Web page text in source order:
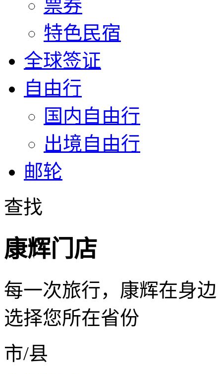
票券
特色民宿
全球签证
自由行
国内自由行
出境自由行
邮轮
查找
康辉门店
每一次旅行，康辉在身边
选择您所在省份
市/县